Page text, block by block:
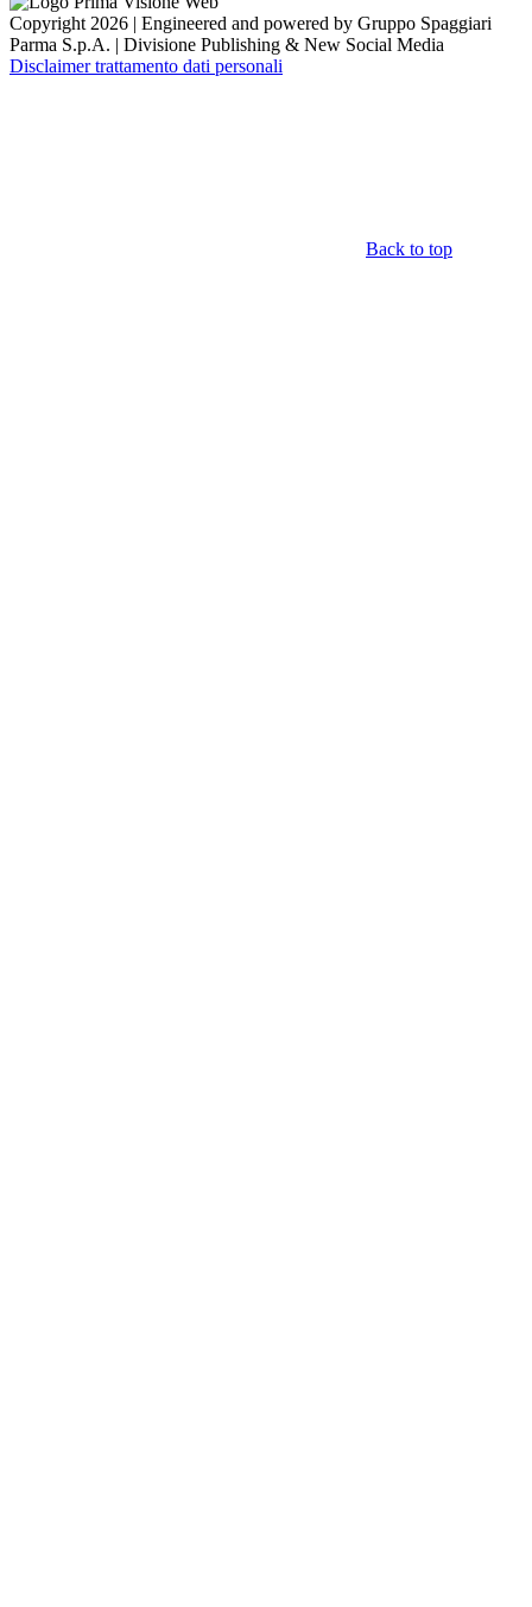
Copyright 2026 | Engineered and powered by Gruppo Spaggiari
Parma S.p.A. | Divisione Publishing & New Social Media
Disclaimer trattamento dati personali
Back to top